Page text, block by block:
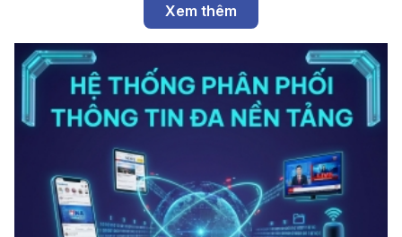
Xem thêm